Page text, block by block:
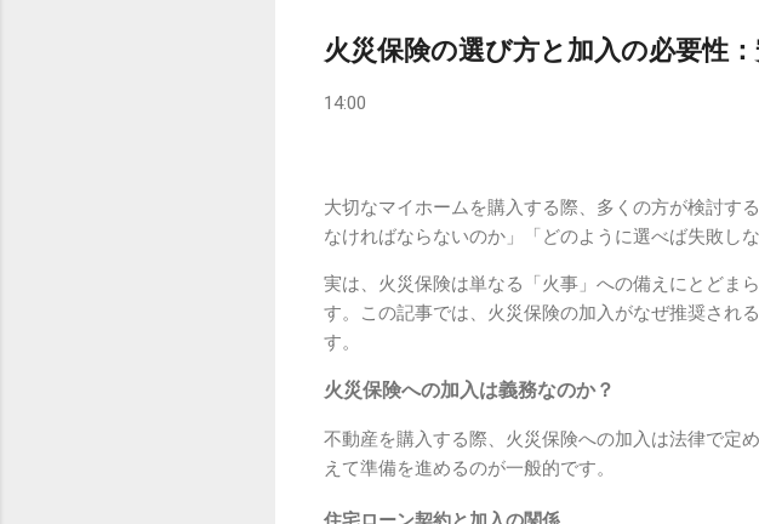
火災保険の選び方と加入の必要性
14:00
大切なマイホームを購入する際、多くの方が検討す
なければならないのか」「どのように選べば失敗し
実は、火災保険は単なる「火事」への備えにとどま
す。この記事では、火災保険の加入がなぜ推奨され
す。
火災保険への加入は義務なのか？
不動産を購入する際、火災保険への加入は法律で定
えて準備を進めるのが一般的です。